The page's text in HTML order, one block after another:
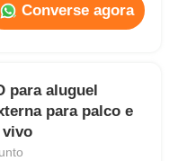
Converse agora
para aluguel
para palco e
vivo